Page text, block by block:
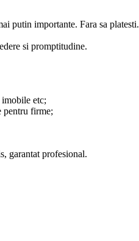
putin importante. Fara sa platesti.
si promptitudine.
etc;
pentru firme;
garantat profesional.